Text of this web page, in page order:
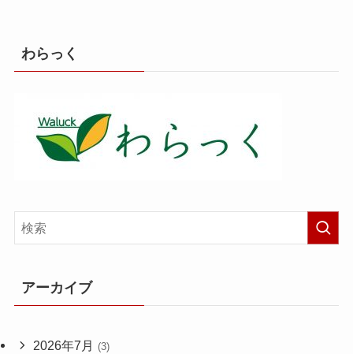
わらっく
アーカイブ
2026年7月 (3)